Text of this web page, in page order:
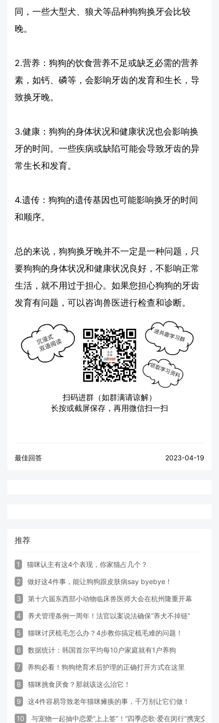
同，一些大型犬、狼犬等品种狗狗换牙会比较
晚。
2.营养：狗狗的饮食营养不足或缺乏必需的营养
素，如钙、磷等，会影响牙齿的发育和生长，导
致换牙晚。
3.健康：狗狗的身体状况和健康状况也会影响换
牙的时间。一些疾病或缺陷可能会导致牙齿的异
常生长和发育。
4.遗传：狗狗的遗传基因也可能影响换牙的时间
和顺序。
总的来说，狗狗换牙晚并不一定是一种问题，只
要狗狗的身体状况和健康状况良好，不影响正常
生活，就不用过于担心。如果您担心狗狗的牙齿
发育有问题，可以咨询兽医进行检查和诊断。
扫码进群（如群满请谅解）
长按或截屏保存，再用微信扫一扫
最佳回答 2023-04-19
推荐
1 猫咪认主有这4个表现，你家猫占几个？
2 做好这4件事，能让狗狗跟皮肤病say byebye！
3 第十六届东西部小动物临床兽医师大会在杭州隆重开幕
4 养犬管理条例一周年！法官以案说法确保“养犬不掉链”
5 猫咪讨厌梳毛怎么办？4步教你搞定梳毛难的问题！
6 数据统计：韩国首尔平均每10户家庭就有1户养狗
7 养狗必看！狗狗绝育术后护理的正确打开方式在这里
8 猫咪挑食厌食？那就该这么治它！
9 这4件容易导致老年猫咪瘫痪的事，千万别让它们做！
10 与宠物一起抽中恋爱“上上签”！“四季恋歌·爱在闵行”携宠交友